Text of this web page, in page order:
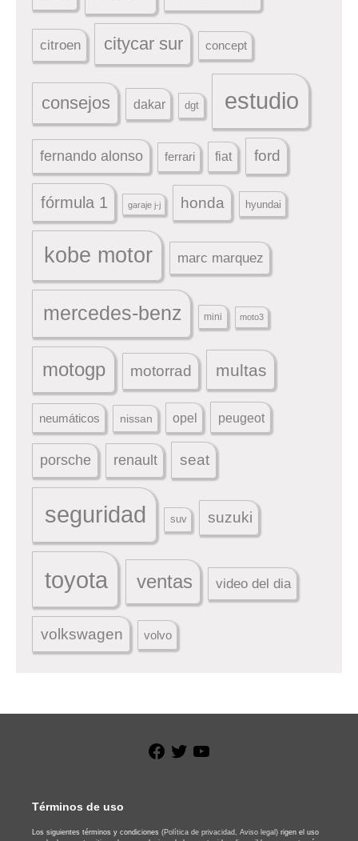
citroen citycar sur concept
consejos dakar dgt estudio
fernando alonso ferrari fiat ford
fórmula 1 garaje j-j honda hyundai
kobe motor marc marquez
mercedes-benz mini moto3
motogp motorrad multas
neumáticos nissan opel peugeot
porsche renault seat
seguridad suv suzuki
toyota ventas video del dia
volkswagen volvo
Facebook
Twitter
Términos de uso
Los siguientes términos y condiciones (Política de privacidad, Aviso legal) rigen el uso